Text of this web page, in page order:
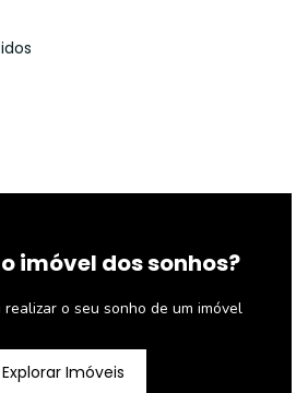
imóvel dos sonhos?
o seu sonho de um imóvel
Explorar Imóveis